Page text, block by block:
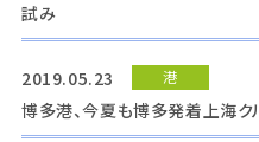
試み
2019.05.23 港
博多港、今夏も博多発着上海